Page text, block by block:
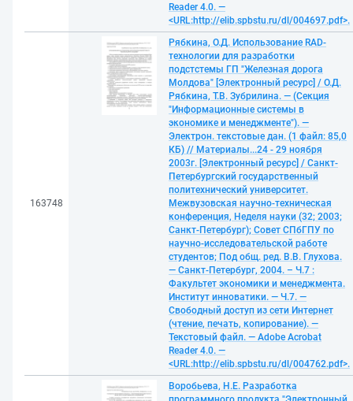
Reader 4.0. —
<URL:http://elib.spbstu.ru/dl/004697.pdf>.
163748
Рябкина, О.Д. Использование RAD-
технологии для разработки
подстстемы ГП "Железная дорога
Молдова" [Электронный ресурс] / О.Д.
Рябкина, Т.В. Зубрилина. — (Секция
"Информационные системы в
экономике и менеджменте"). —
Электрон. текстовые дан. (1 файл: 85,0
КБ) // Материалы...24 - 29 ноября
2003г. [Электронный ресурс] / Санкт-
Петербургский государственный
политехнический университет.
Межвузовская научно-техническая
конференция, Неделя науки (32; 2003;
Санкт-Петербург); Совет СПбГПУ по
научно-исследовательской работе
студентов; Под общ. ред. В.В. Глухова.
— Санкт-Петербург, 2004. – Ч.7 :
Факультет экономики и менеджмента.
Институт инноватики. — Ч.7. —
Свободный доступ из сети Интернет
(чтение, печать, копирование). —
Текстовый файл. — Adobe Acrobat
Reader 4.0. —
<URL:http://elib.spbstu.ru/dl/004762.pdf>.
Воробьева, Н.Е. Разработка